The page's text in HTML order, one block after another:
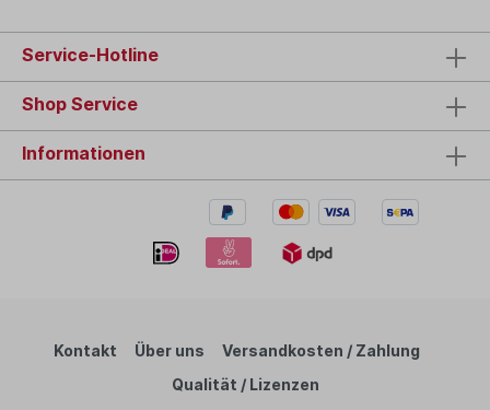
Service-Hotline
Shop Service
Informationen
Kontakt Über uns
Versandkosten / Zahlung
Qualität / Lizenzen